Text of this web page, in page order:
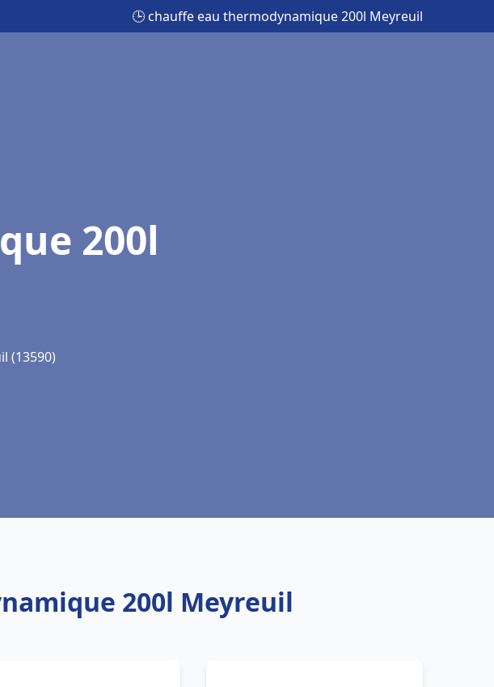
🕒 chauffe eau thermodynamique 200l Meyreuil
200l
(13590)
200l Meyreuil